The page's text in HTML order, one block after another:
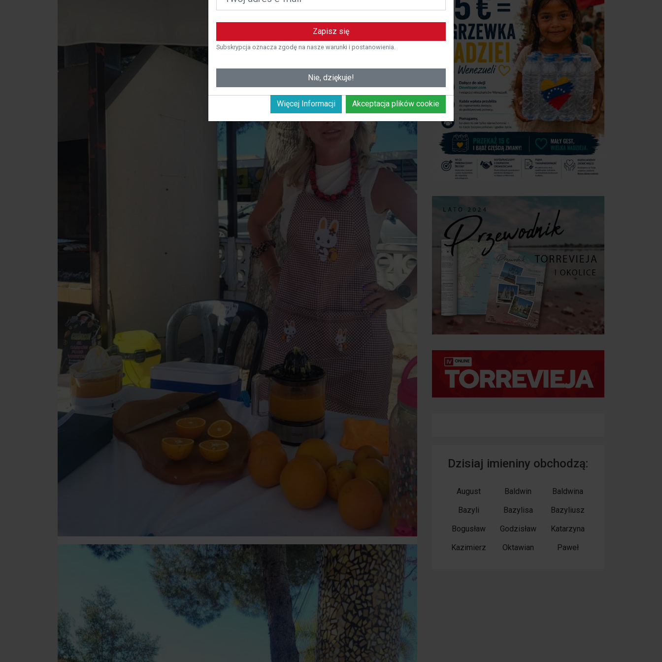
Dzisiaj imieniny obchodzą:
August Baldwin
Baldwina
Bazyli
Bazylisa
Bazyliusz
Bogusław
Godzisław
Katarzyna
Kazimierz
Oktawian Paweł
Czym są pliki cookie?
urządzeniu użytkownika podczas odwiedzania strony
internetowej. Te pliki cookie pozwalają nam rozpoznać
użytkownika i zapamiętać jego preferencje w celu
Więcej Informacji Akceptacja plików cookie
Zapisz się
Subskrypcja oznacza zgodę na nasze warunki i postanowienia.
Nie, dziękuje!